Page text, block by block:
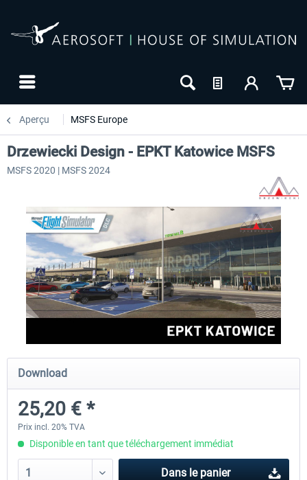
Aperçu MSFS Europe
Aerosoft Airport Cologne/Bonn
18,10 € *
Aerosoft Mega Airport
Drzewiecki Design - EPKT Katowice MSFS
MSFS 2020 | MSFS 2024
Download
25,20 € *
Prix incl. 20% TVA
Disponible en tant que téléchargement immédiat
Dans le panier